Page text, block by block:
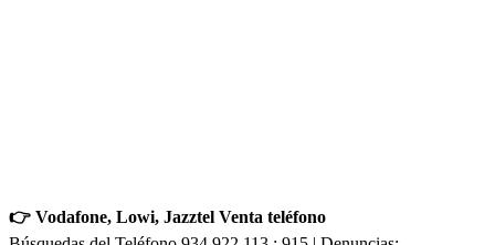
👉 Vodafone, Lowi, Jazztel Venta teléfono